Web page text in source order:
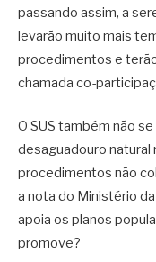
passando assim, a
levarão muito mais
procedimentos e
chamada co-
O SUS também não
desaguadouro natural
procedimentos não
a nota do Ministério
apoia os planos
promove?